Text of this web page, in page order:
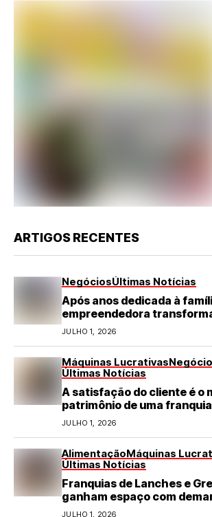
ARTIGOS RECENTES
NegóciosÚltimas Notícias
Após anos dedicada à
empreendedora
turismo em negócio de
JULHO 1, 2026
Máquinas Lucrativas
Últimas Notícias
A satisfação do cliente é o
patrimônio de uma franquia
JULHO 1, 2026
AlimentaçãoMáquinas
Últimas Notícias
Franquias de Lanches e
ganham espaço com
refeições rápidas e de
JULHO 1, 2026